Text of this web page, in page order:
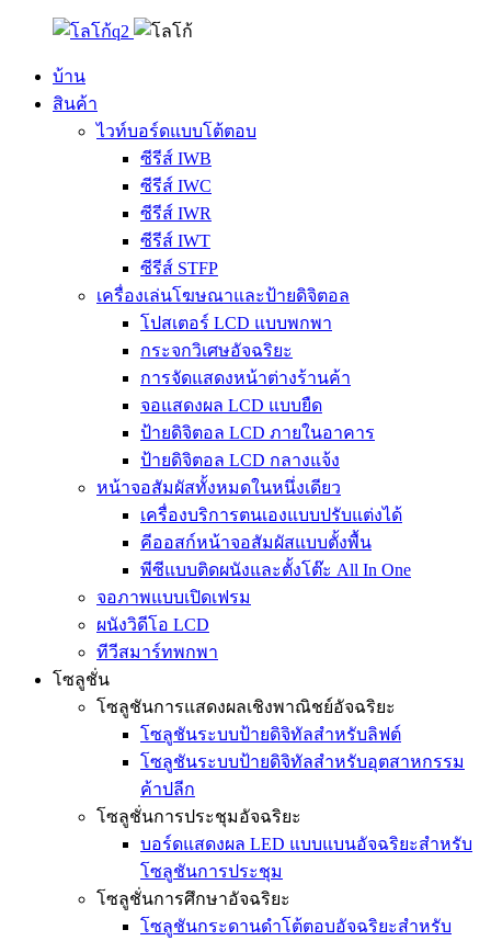
บ้าน
สินค้า
ไวท์บอร์ดแบบโต้ตอบ
ซีรีส์ IWB
ซีรีส์ IWC
ซีรีส์ IWR
ซีรีส์ IWT
ซีรีส์ STFP
เครื่องเล่นโฆษณาและป้ายดิจิตอล
โปสเตอร์ LCD แบบพกพา
กระจกวิเศษอัจฉริยะ
การจัดแสดงหน้าต่างร้านค้า
จอแสดงผล LCD แบบยืด
ป้ายดิจิตอล LCD ภายในอาคาร
ป้ายดิจิตอล LCD กลางแจ้ง
หน้าจอสัมผัสทั้งหมดในหนึ่งเดียว
เครื่องบริการตนเองแบบปรับแต่งได้
คีออสก์หน้าจอสัมผัสแบบตั้งพื้น
พีซีแบบติดผนังและตั้งโต๊ะ All In One
จอภาพแบบเปิดเฟรม
ผนังวิดีโอ LCD
ทีวีสมาร์ทพกพา
โซลูชั่น
โซลูชันการแสดงผลเชิงพาณิชย์อัจฉริยะ
โซลูชันระบบป้ายดิจิทัลสำหรับลิฟต์
โซลูชันระบบป้ายดิจิทัลสำหรับอุตสาหกรรม
ค้าปลีก
โซลูชั่นการประชุมอัจฉริยะ
บอร์ดแสดงผล LED แบบแบนอัจฉริยะสำหรับ
โซลูชันการประชุม
โซลูชั่นการศึกษาอัจฉริยะ
โซลูชันกระดานดำโต้ตอบอัจฉริยะสำหรับ